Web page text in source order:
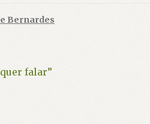
Bernardes
falar”